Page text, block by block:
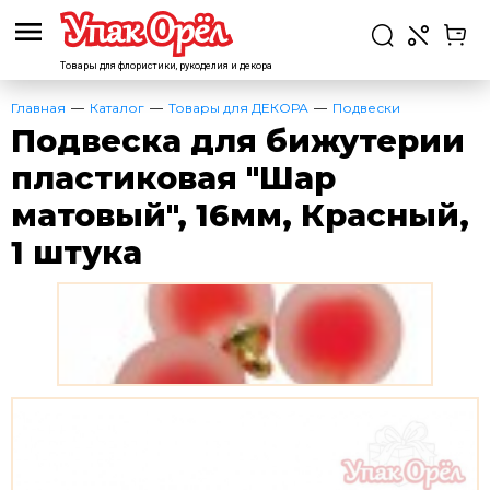
Товары для флористики, рукоделия и декора
Главная Каталог Товары для ДЕКОРА Подвески
Подвеска для бижутерии
пластиковая "Шар
матовый", 16мм, Красный,
1 штука